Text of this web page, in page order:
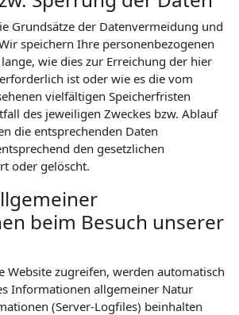
Grundsätze der Datenvermeidung und
speichern Ihre personenbezogenen
wie dies zur Erreichung der hier
ist oder wie es die vom
vielfältigen Speicherfristen
des jeweiligen Zweckes bzw. Ablauf
die entsprechenden Daten
den gesetzlichen
oder gelöscht.
beim Besuch unserer
Website zugreifen, werden automatisch
Informationen allgemeiner Natur
(Server-Logfiles) beinhalten